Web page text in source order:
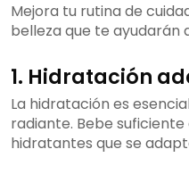
Mejora tu rutina de
belleza que te
1. Hidratación
La hidratación es
radiante. Bebe
hidratantes que se